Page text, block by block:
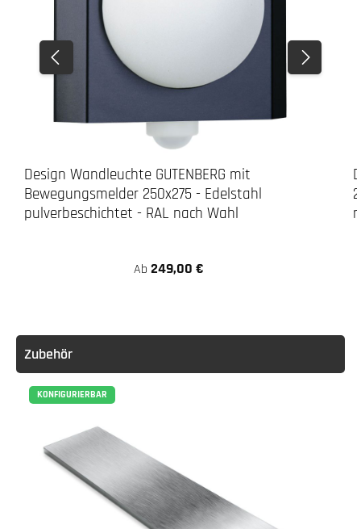
Design Wandleuchte GUTENBERG mit
Bewegungsmelder 250x275 - Edelstahl
pulverbeschichtet - RAL nach Wahl
Ab 249,00 €
Zubehör
KONFIGURIERBAR